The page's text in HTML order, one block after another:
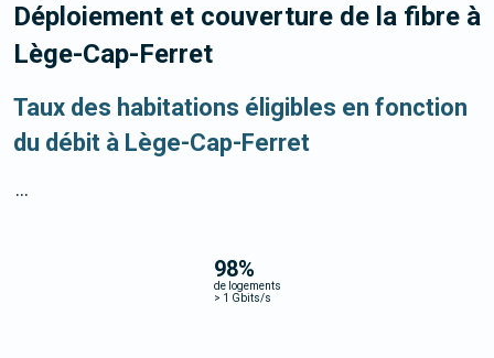
Déploiement et couverture de la fibre à
Lège-Cap-Ferret
Taux des habitations éligibles en fonction
du débit à Lège-Cap-Ferret
98%
de logements
> 1 Gbits/s
...